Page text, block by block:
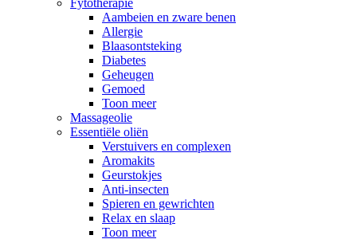
Aambeien en zware benen
Allergie
Blaasontsteking
Diabetes
Geheugen
Gemoed
Toon meer
Massageolie
Essentiële oliën
Verstuivers en complexen
Aromakits
Geurstokjes
Anti-insecten
Spieren en gewrichten
Relax en slaap
Toon meer